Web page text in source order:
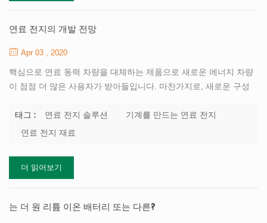
자들은...
연료 전지의 개발 전망
Apr 03 , 2020
핵심으로 연료 동력 차량을 대체하는 제품으로 새로운 에너지 차량
이 점점 더 많은 사용자가 받아들입니다. 마찬가지로, 새로운 구성
을 가지고 있습니다. 로 리튬 이온 배터리 및 슈퍼 커패시터, 토브 분
야의 첨단 기술 기업 항상 연료 전지 개발에 전념해 왔으며 새로운
루션 , 우리는 제공 할 수 있습니다 연료 전지들 기재 , 기계를 만드
는 연료 전지 과 기술적 지원 . 우리는 또한 디자인 할 수 있습니다
귀하의 요청에 따라 공장에서. 비교 기존의 전력 전지를 사용하면 연
료 전지가 전기로 직접 변환됩니다. 전기 화...
태그 : 연료 전지 솔루션
기계를 만드는 연료 전지
연료 전지 재료
더 읽어보기
는 더 원 리튬 이온 배터리 또는 다른?